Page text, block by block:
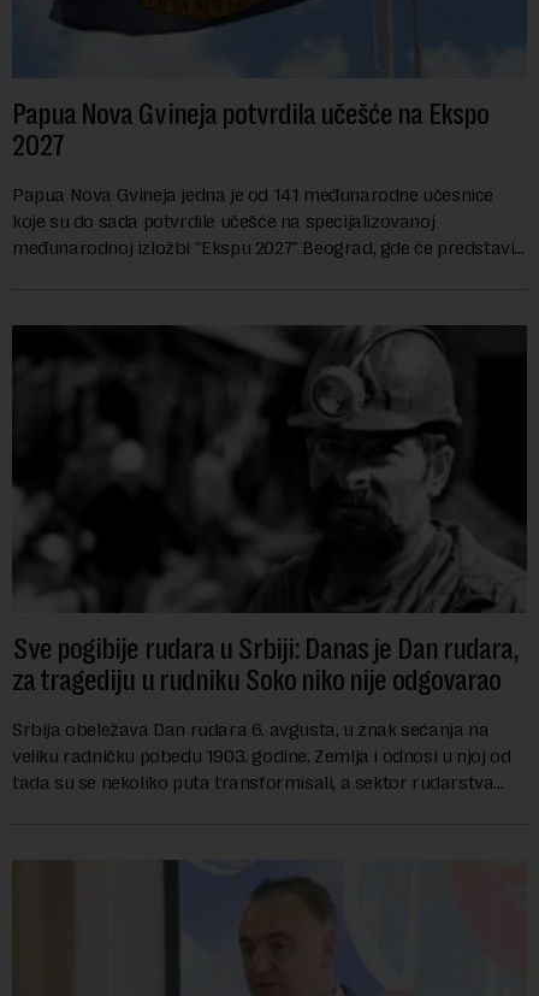
Papua Nova Gvineja potvrdila učešće na Ekspo
2027
Papua Nova Gvineja jedna je od 141 međunarodne učesnice
koje su do sada potvrdile učešće na specijalizovanoj
međunarodnoj izložbi "Ekspu 2027" Beograd, gde će predstaviti
Sve pogibije rudara u Srbiji: Danas je Dan rudara,
za tragediju u rudniku Soko niko nije odgovarao
Srbija obeležava Dan rudara 6. avgusta, u znak sećanja na
veliku radničku pobedu 1903. godine. Zemlja i odnosi u njoj od
tada su se nekoliko puta transformisali, a sektor rudarstva